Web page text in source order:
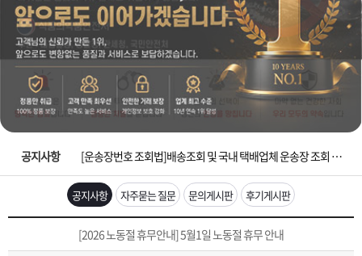
필
요
니
Q&A
파
워
맨
제
품
은
공지사항
입금확인이 안되는 상황을 대비해 꼭 입금후 고객센터 연락바랍니다.
[2026구정 연휴]설 연휴 배송 및 휴무 안내
[운송장번호 조회법]배송조회 및 국내 택배업체 운송장 조회 하는법
[ios앱 오픈]아이폰 고객 앱설치 가능합니다.
[무인택배함 이용 안내] 집 밖에 주소로 택배 받기
공지사항 자주묻는 질문 문의게시판 후기게시판
[2026 노동절 휴무안내] 5월1일 노동절 휴무 안내